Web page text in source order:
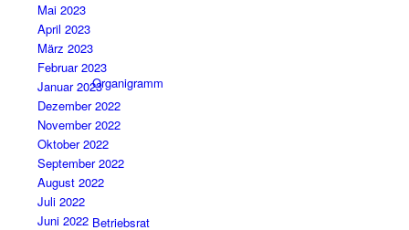
Organigramm
Betriebsrat
Mai 2023
April 2023
März 2023
Februar 2023
Januar 2023
Dezember 2022
November 2022
Oktober 2022
September 2022
August 2022
Juli 2022
Juni 2022